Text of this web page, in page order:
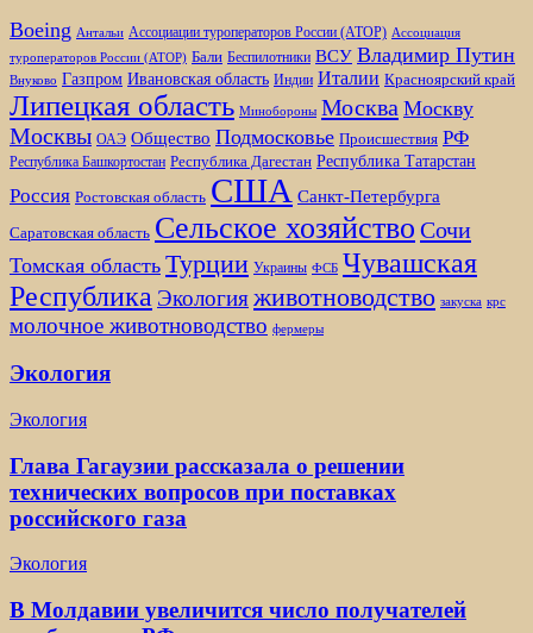
Boeing Антальи Ассоциации туроператоров России (АТОР) Ассоциация
туроператоров России (АТОР) Бали Беспилотники ВСУ Владимир Путин
Внуково Газпром Ивановская область Индии Италии Красноярский край
Липецкая область Минобороны Москва Москву
Москвы ОАЭ Общество Подмосковье Происшествия РФ
Республика Башкортостан Республика Дагестан Республика Татарстан
Россия Ростовская область США Санкт-Петербурга
Саратовская область Сельское хозяйство Сочи
Томская область Турции Украины ФСБ Чувашская
Республика Экологияживотноводство закуска крс
молочное животноводство фермеры
Экология
Экология
Глава Гагаузии рассказала о решении
технических вопросов при поставках
российского газа
Экология
В Молдавии увеличится число получателей